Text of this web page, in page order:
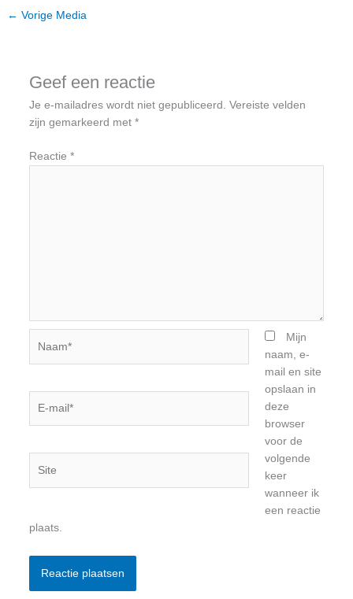
← Vorige Media
Geef een reactie
Je e-mailadres wordt niet gepubliceerd. Vereiste velden
zijn gemarkeerd met *
Reactie *
Mijn
naam, e-
mail en site
opslaan in
deze
browser
voor de
volgende
keer
wanneer ik
een reactie
plaats.